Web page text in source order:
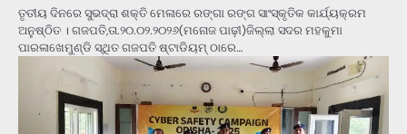
ତୃତୀୟ ଦିନରେ ସୁଭଦ୍ରା ଶକ୍ତି ମେଳାରେ ରଙ୍ଗା ରଙ୍ଗ ସାଂସ୍କୃତିକ କାର୍ଯ୍ୟକ୍ରମ
ଅନୁଷ୍ଠିତ । ଗଜପତି,ତା.୨୦.୦୨.୨୦୨୬(ମନୋଜ ପାଢ଼ୀ)ଜିଲ୍ଲା ସଦର ମହକୁମା
ପାରଳାଖେମୁଣ୍ଡି ସ୍ଥିତ ଗଜପତି ଷ୍ଟାଡିୟମ୍ ଠାରେ…